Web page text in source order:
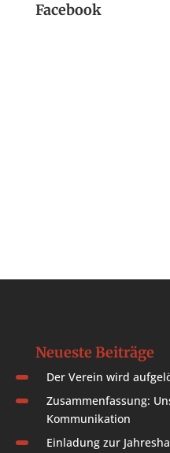
Facebook
Neueste Beiträge
Der Verein wird
Zusammenfassung:
Kommunikation
Einladung zur